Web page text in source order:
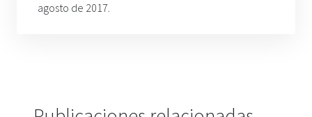
agosto de 2017.